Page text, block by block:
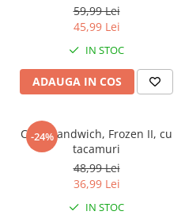
59,99 Lei
45,99 Lei
IN STOC
ADAUGA IN COS
-24%
Cutie sandwich, Frozen II, cu
tacamuri
48,99 Lei
36,99 Lei
IN STOC